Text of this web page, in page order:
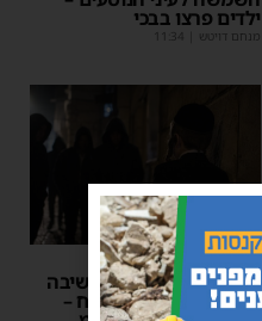
ילדים פרצו בבכי
מנחם דויטש 11:34
פירות ההסתה
אימה באשדוד: בחור ישיבה
בן 13 נשדד באיומי רצח –